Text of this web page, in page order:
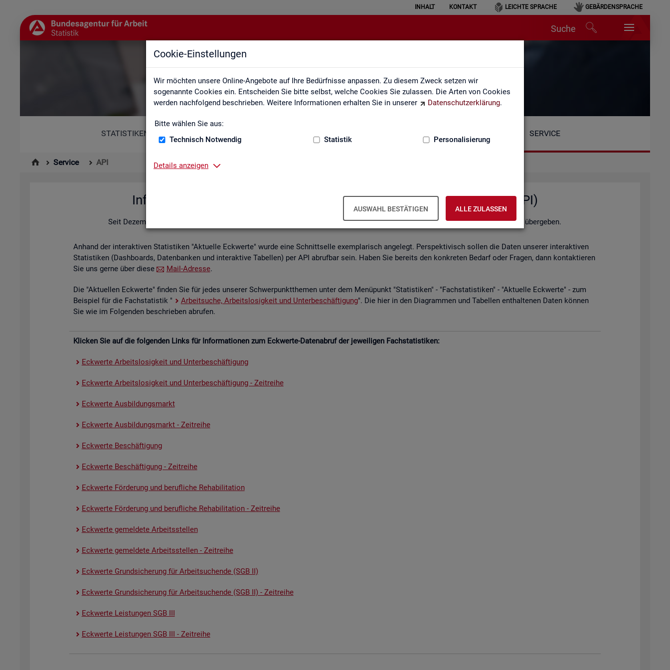
Cookie-Einstellungen
Wir möchten unsere Online-Angebote auf Ihre Bedürfnisse anpassen. Zu diesem Zweck setzen wir
sogenannte Cookies ein. Entscheiden Sie bitte selbst, welche Cookies Sie zulassen. Die Arten von Cookies
werden nachfolgend beschrieben. Weitere Informationen erhalten Sie in unserer
Datenschutzerklärung.
Bitte wählen Sie aus:
Technisch Notwendig
Statistik Personalisierung
Details anzeigen
AUSWAHL BESTÄTIGEN ALLE ZULASSEN
INHALT KONTAKT LEICHTE SPRACHE GEBÄRDENSPRACHE
Suche
API
STATISTIKEN SERVICE
Service API
In­for­ma­tio­nen zu Schnitt­stel­len für au­to­ma­ti­sier­te Da­ten­ab­fra­gen (API)
Seit De­zem­ber 2025 bie­tet die Sta­tis­tik der Bun­des­agen­tur für Ar­beit die Mög­lich­keit, Daten per Schnitt­stel­le au­to­ma­ti­siert zu über­ge­ben.
An­hand der in­ter­ak­ti­ven Sta­tis­ti­ken "Ak­tu­el­le Eck­wer­te" wurde eine Schnitt­sel­le ex­em­pla­risch an­ge­legt. Per­spek­ti­visch sol­len die Daten un­se­rer in­ter­ak­ti­ven
Sta­tis­ti­ken (Da­sh­boards, Da­ten­ban­ken und in­ter­ak­ti­ve Ta­bel­len) per API ab­ruf­bar sein. Haben Sie be­reits den kon­kre­ten Be­darf oder Fra­gen, dann kon­tak­tie­ren
Sie uns gerne über diese
Mail-Adres­se.
Die "Ak­tu­el­len Eck­wer­te" fin­den Sie für jedes un­se­rer Schwer­punkt­the­men unter dem Me­nü­punkt "Sta­tis­ti­ken" - "Fach­sta­tis­ti­ken" - "Ak­tu­el­le Eck­wer­te" - zum
Bei­spiel für die Fach­sta­tis­tik "
Ar­beit­su­che, Ar­beits­lo­sig­keit und Un­ter­be­schäf­ti­gung". Die hier in den Dia­gram­men und Ta­bel­len ent­hal­te­nen Daten kön­nen
Sie wie im Fol­gen­den be­schrie­ben ab­ru­fen.
Kli­cken Sie auf die fol­gen­den Links für In­for­ma­tio­nen zum Eck­wer­te-Da­ten­ab­ruf der je­wei­li­gen Fach­sta­tis­ti­ken:
Eck­wer­te Ar­beits­lo­sig­keit und Un­ter­be­schäf­ti­gung
Eck­wer­te Ar­beits­lo­sig­keit und Un­ter­be­schäf­ti­gung - Zeit­rei­he
Eck­wer­te Aus­bil­dungs­markt
Eck­wer­te Aus­bil­dungs­markt - Zeit­rei­he
Eck­wer­te Be­schäf­ti­gung
Eck­wer­te Be­schäf­ti­gung - Zeit­rei­he
Eck­wer­te För­de­rung und be­ruf­li­che Re­ha­bi­li­ta­ti­on
Eck­wer­te För­de­rung und be­ruf­li­che Re­ha­bi­li­ta­ti­on - Zeit­rei­he
Eck­wer­te ge­mel­de­te Ar­beits­stel­len
Eck­wer­te ge­mel­de­te Ar­beits­stel­len - Zeit­rei­he
Eck­wer­te Grund­si­che­rung für Ar­beit­su­chen­de (SGB II)
Eck­wer­te Grund­si­che­rung für Ar­beit­su­chen­de (SGB II) - Zeit­rei­he
Eck­wer­te Leis­tun­gen SGB III
Eck­wer­te Leis­tun­gen SGB III - Zeit­rei­he